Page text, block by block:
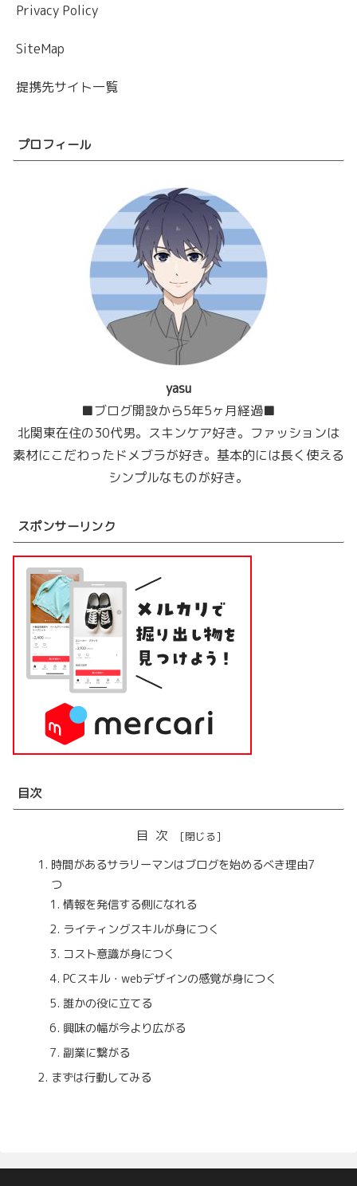
Privacy Policy
SiteMap
提携先サイト一覧
プロフィール
yasu
■ブログ開設から5年5ヶ月経過■
北関東在住の30代男。スキンケア好き。ファッションは
素材にこだわったドメブラが好き。基本的には長く使える
シンプルなものが好き。
スポンサーリンク
目次
目次
時間があるサラリーマンはブログを始めるべき理由7
つ
情報を発信する側になれる
ライティングスキルが身につく
コスト意識が身につく
PCスキル・webデザインの感覚が身につく
誰かの役に立てる
興味の幅が今より広がる
副業に繋がる
まずは行動してみる